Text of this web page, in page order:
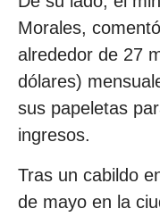
Morales,
alrededor de 27
dólares)
sus papeletas
ingresos.
Tras un cabildo
de mayo en la